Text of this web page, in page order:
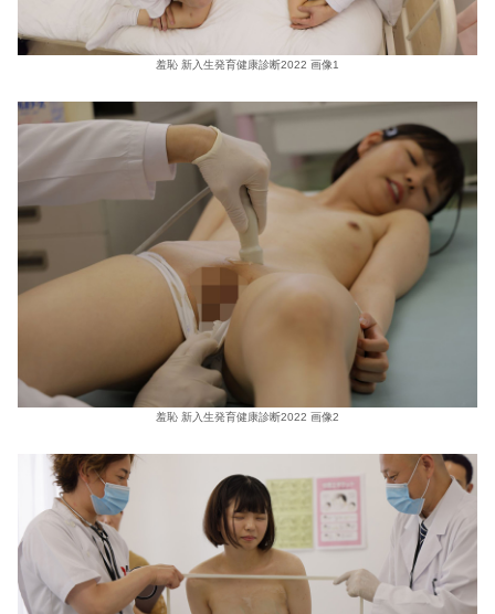
羞恥 新入生発育健康診断2022 画像1
羞恥 新入生発育健康診断2022 画像2